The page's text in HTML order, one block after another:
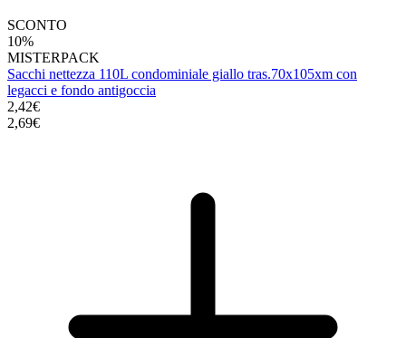
SCONTO
10%
MISTERPACK
Sacchi nettezza 110L condominiale giallo tras.70x105xm con
legacci e fondo antigoccia
2,42€
2,69€